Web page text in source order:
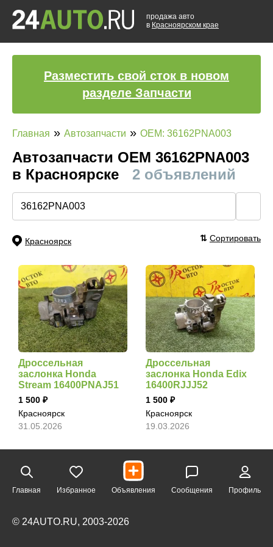
продажа авто
в Красноярском крае
Разместить свой сток в новом
разделе Запчасти
Главная » Автозапчасти » OEM: 36162PNA003
Автозапчасти ОЕМ 36162PNA003
в Красноярске
2 объявлений
Красноярск ⇅ Сортировать
Дроссельная
заслонка Honda
Stream 16400PNAJ51
1 500
Красноярск
31.05.2026
Дроссельная
заслонка Honda Edix
16400RJJJ52
1 500
Красноярск
19.03.2026
Главная Избранное Объявления Сообщения Профиль
© 24AUTO.RU, 2003-2026